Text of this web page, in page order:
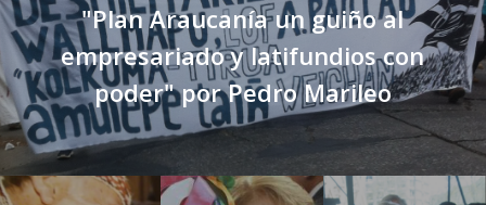
"Plan Araucanía un guiño al
empresariado y latifundios con
poder" por Pedro Marileo